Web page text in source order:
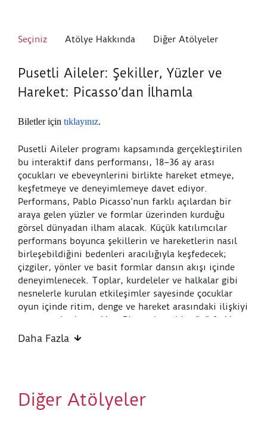
Seçiniz Atölye Hakkında Diğer Atölyeler
Pusetli Aileler: Şekiller, Yüzler ve
Hareket: Picasso’dan İlhamla
Biletler için tıklayınız.
Pusetli Aileler programı kapsamında gerçekleştirilen
bu interaktif dans performansı, 18–36 ay arası
çocukları ve ebeveynlerini birlikte hareket etmeye,
keşfetmeye ve deneyimlemeye davet ediyor.
Performans, Pablo Picasso’nun farklı açılardan bir
araya gelen yüzler ve formlar üzerinden kurduğu
görsel dünyadan ilham alacak. Küçük katılımcılar
performans boyunca şekillerin ve hareketlerin nasıl
birleşebildiğini bedenleri aracılığıyla keşfedecek;
çizgiler, yönler ve basit formlar dansın akışı içinde
deneyimlenecek. Toplar, kurdeleler ve halkalar gibi
nesnelerle kurulan etkileşimler sayesinde çocuklar
oyun içinde ritim, denge ve hareket arasındaki ilişkiyi
tanımaya başlayacaklar. Picasso’nun bir yüzü farklı
açılardan bir araya getiren yaklaşımını
performansta çocuklar yalnızca izleyici olmayacak,
sürecin doğal bir parçası hâline gelecekler. Üç
Daha Fazla
Diğer Atölyeler